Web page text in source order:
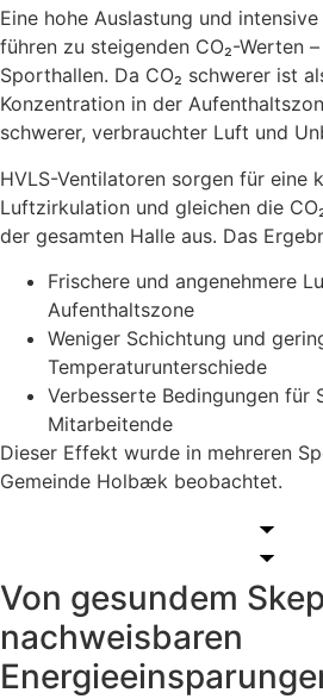
Eine hohe Auslastung und
führen zu steigenden CO₂-Werten
Sporthallen. Da CO₂ schwerer ist
Konzentration in der
schwerer, verbrauchter Luft und
HVLS-Ventilatoren sorgen für eine
Luftzirkulation und gleichen die
der gesamten Halle aus. Das
Frischere und angenehmere
Aufenthaltszone
Weniger Schichtung und
Temperaturunterschiede
Verbesserte Bedingungen für
Mitarbeitende
Dieser Effekt wurde in mehreren
Gemeinde Holbæk beobachtet.
Von gesundem
nachweisbaren